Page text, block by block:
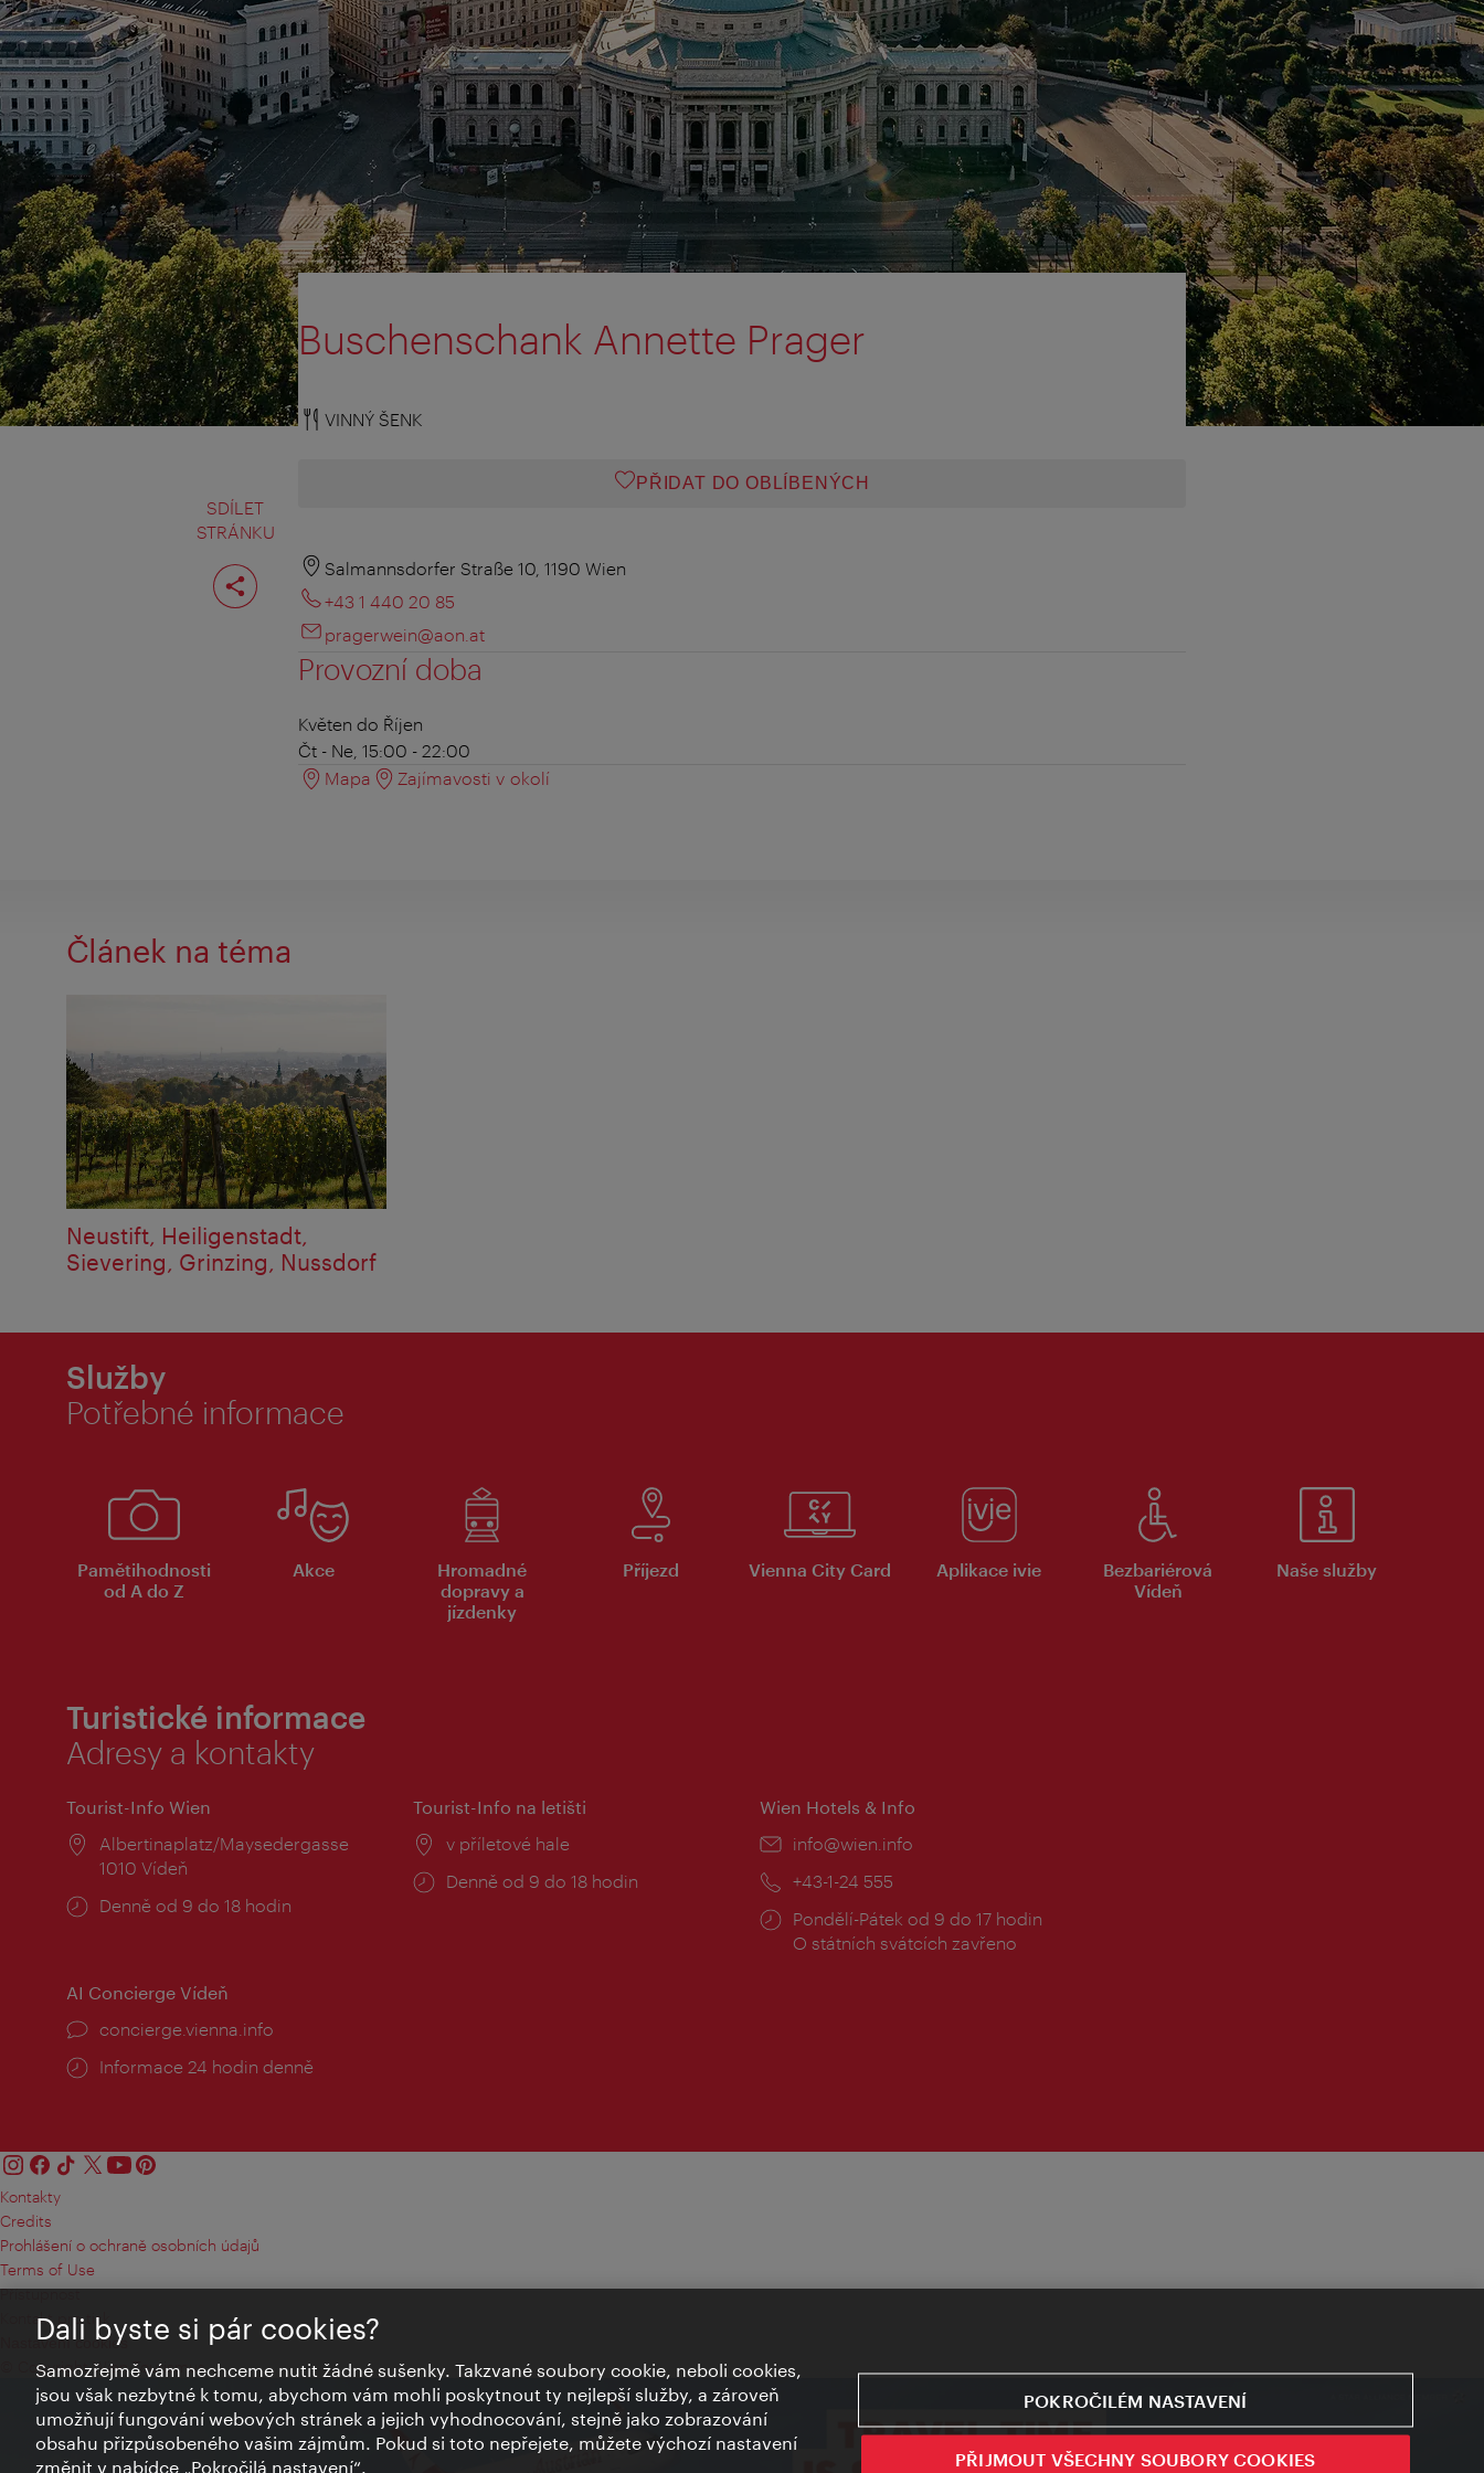
SDÍLET
STRÁNKU
Rozdělit
stranu
Buschenschank Annette Prager
VINNÝ ŠENK
PŘIDAT DO OBLÍBENÝCH
Salmannsdorfer Straße 10, 1190 Wien
+43 1 440 20 85
pragerwein@aon.at
Provozní doba
Květen do Říjen
Čt - Ne, 15:00 - 22:00
Mapa
Zajímavosti v okolí
Článek na téma
Neustift, Heiligenstadt,
Sievering, Grinzing, Nussdorf
Služby
Potřebné informace
Pamětihodnosti
od A do Z
Akce
Hromadné
dopravy a
jízdenky
Příjezd Vienna City Card Aplikace ivie
Bezbariérová
Vídeň
Naše služby
Turistické informace
Adresy a kontakty
Tourist-Info Wien
Místo:
Albertinaplatz/Maysedergasse
1010 Vídeň
Provozní
Denně od 9 do 18 hodin
Tourist-Info na letišti
Místo:
v příletové hale
Provozní
Denně od 9 do 18 hodin
Wien Hotels & Info
E-
info@wien.info
Telefon:
+43-1-24 555
Provozní
doba:
Pondělí-Pátek od 9 do 17 hodin
O státních svátcích zavřeno
AI Concierge Vídeň
concierge.vienna.info
Informace 24 hodin denně
Kontakty
Credits
Prohlášení o ochraně osobních údajů
Terms of Use
Přístupnost
Kontakt pro tisk
Nastavení cookies
© Copyright Wien Tourismus
Dali byste si pár cookies?
Samozřejmě vám nechceme nutit žádné sušenky. Takzvané soubory cookie, neboli cookies,
jsou však nezbytné k tomu, abychom vám mohli poskytnout ty nejlepší služby, a zároveň
umožňují fungování webových stránek a jejich vyhodnocování, stejně jako zobrazování
obsahu přizpůsobeného vašim zájmům. Pokud si toto nepřejete, můžete výchozí nastavení
změnit v nabídce „Pokročilá nastavení“.
POKROČILÉM NASTAVENÍ
PŘIJMOUT VŠECHNY SOUBORY COOKIES